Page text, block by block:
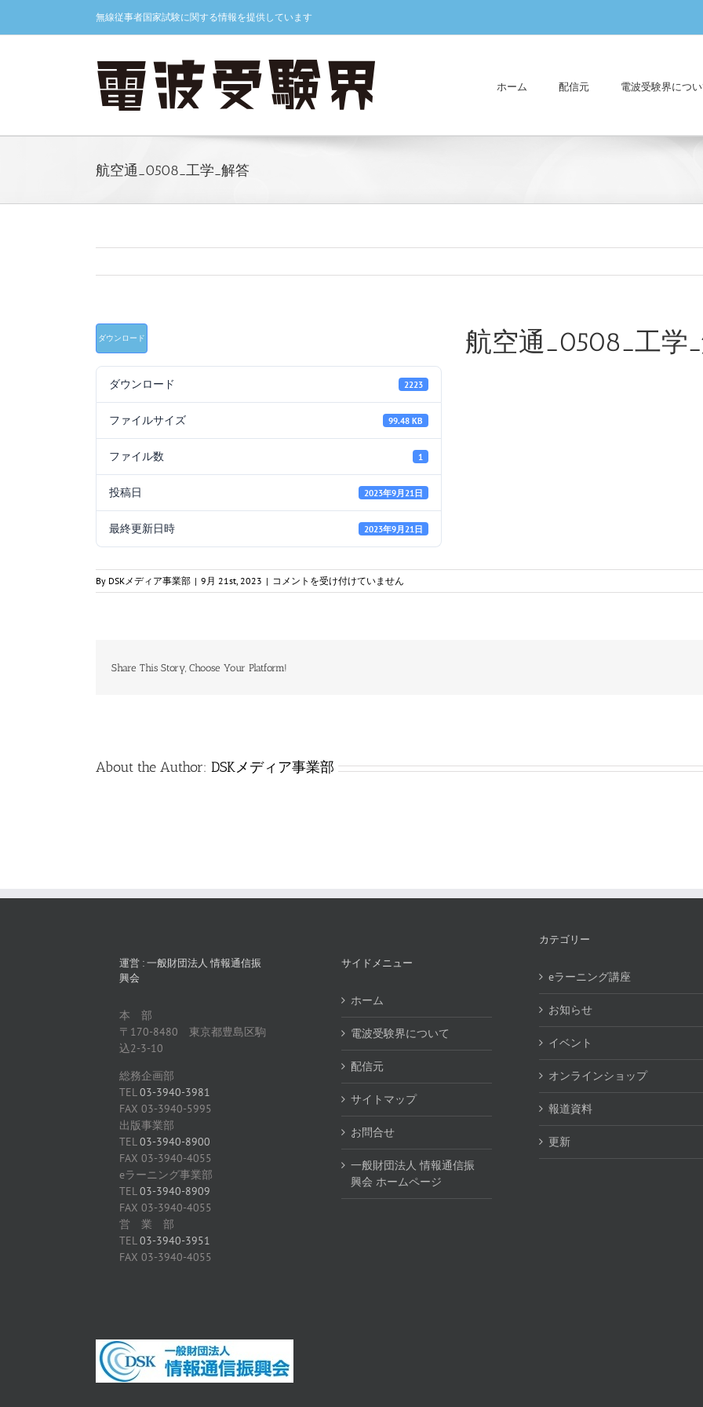
content
無線従事者国家試験に関する情報を提供しています
ホーム 配信元 電波受験界につ
航空通_0508_工学_解答
ダウンロード
ダウンロード 2223
ファイルサイズ 99.48 KB
ファイル数 1
投稿日 2023年9月21日
最終更新日時 2023年9月21日
航空通_0508_工学
By DSKメディア事業部 | 9月 21st, 2023 | 航
空
_
コメントを受け付けていません
Share This Story, Choose Your Platform!
About the Author: DSKメディア事業部
運営 : 一般財団法人 情報通信振
興会
本 部
〒170-8480 東京都豊島区駒
込2-3-10
総務企画部
TEL03-3940-3981
FAX 03-3940-5995
出版事業部
TEL03-3940-8900
FAX 03-3940-4055
eラーニング事業部
TEL03-3940-8909
FAX 03-3940-4055
営 業 部
TEL03-3940-3951
FAX 03-3940-4055
サイドメニュー
ホーム
電波受験界について
配信元
サイトマップ
お問合せ
一般財団法人 情報通信振
興会 ホームページ
カテゴリー
eラーニング講座
お知らせ
イベント
オンラインショップ
報道資料
更新